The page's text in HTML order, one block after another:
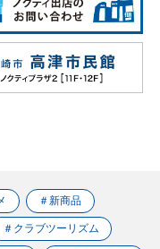
＃新商品
＃クラブツーリズム